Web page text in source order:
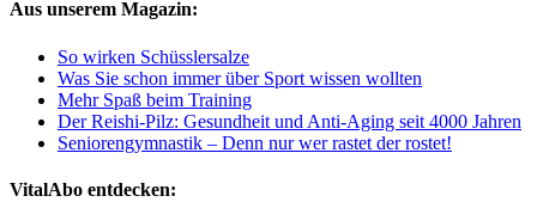
Aus unserem Magazin:
So wirken Schüsslersalze
Was Sie schon immer über Sport wissen wollten
Mehr Spaß beim Training
Der Reishi-Pilz: Gesundheit und Anti-Aging seit 4000 Jahren
Seniorengymnastik – Denn nur wer rastet der rostet!
VitalAbo entdecken: